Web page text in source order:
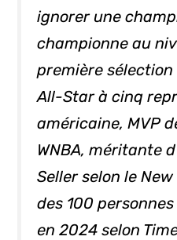
ignorer une
championne au
première
All-Starà cinq
américaine, MVP
WNBA, méritante
Sellerselon le New
des 100
en 2024 selon